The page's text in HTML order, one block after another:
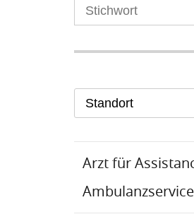
Standort
Arzt für